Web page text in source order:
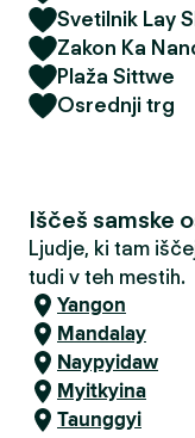
Svetilnik Lay
Zakon Ka
Plaža Sittwe
Osrednji trg
Iščeš samske
Ljudje, ki tam
tudi v teh mestih.
Yangon
Mandalay
Naypyidaw
Myitkyina
Taunggyi